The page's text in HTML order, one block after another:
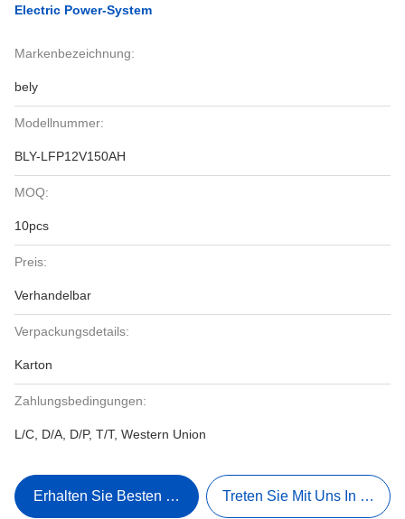
Electric Power-System
Markenbezeichnung:
bely
Modellnummer:
BLY-LFP12V150AH
MOQ:
10pcs
Preis:
Verhandelbar
Verpackungsdetails:
Karton
Zahlungsbedingungen:
L/C, D/A, D/P, T/T, Western Union
Erhalten Sie Besten Preis Treten Sie Mit Uns In